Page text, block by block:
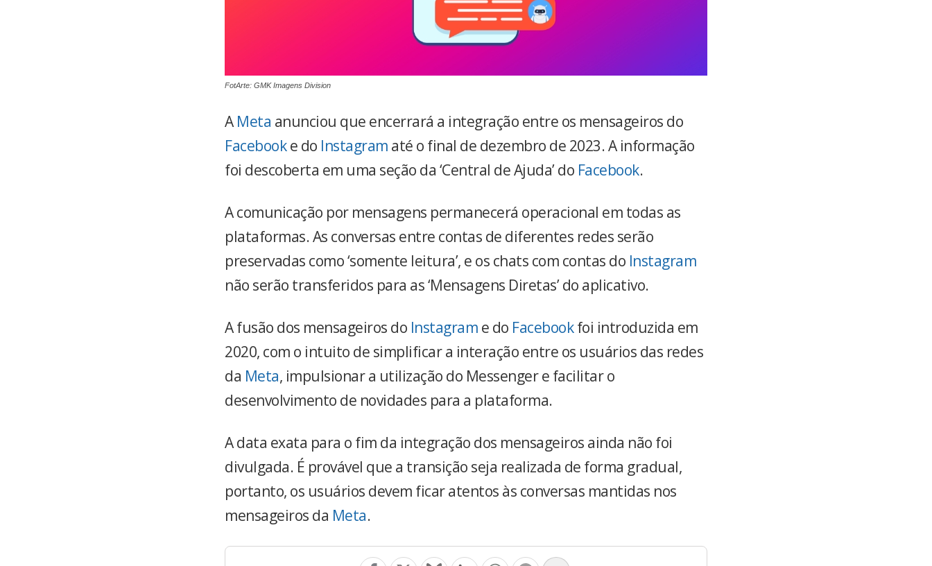
FotArte: GMK Imagens Division
A Meta anunciou que encerrará a integração entre os mensageiros do
Facebooke do Instagram até o final de dezembro de 2023. A informação
foi descoberta em uma seção da ‘Central de Ajuda’ do Facebook.
A comunicação por mensagens permanecerá operacional em todas as
plataformas. As conversas entre contas de diferentes redes serão
preservadas como ‘somente leitura’, e os chats com contas do Instagram
não serão transferidos para as ‘Mensagens Diretas’ do aplicativo.
A fusão dos mensageiros do Instagram e do Facebookfoi introduzida em
2020, com o intuito de simplificar a interação entre os usuários das redes
da Meta, impulsionar a utilização do Messenger e facilitar o
desenvolvimento de novidades para a plataforma.
A data exata para o fim da integração dos mensageiros ainda não foi
divulgada. É provável que a transição seja realizada de forma gradual,
portanto, os usuários devem ficar atentos às conversas mantidas nos
mensageiros da Meta.